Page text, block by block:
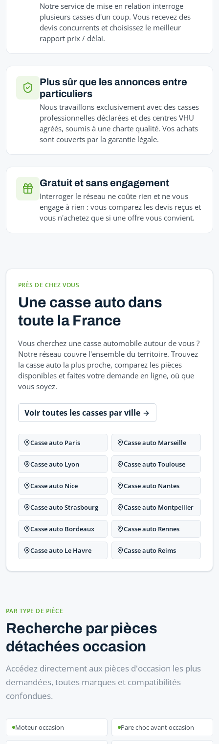
Notre service de mise en relation interroge
plusieurs casses d'un coup. Vous recevez des
devis concurrents et choisissez le meilleur
rapport prix / délai.
Plus sûr que les annonces entre
particuliers
Nous travaillons exclusivement avec des casses
professionnelles déclarées et des centres VHU
agréés, soumis à une charte qualité. Vos achats
sont couverts par la garantie légale.
Gratuit et sans engagement
Interroger le réseau ne coûte rien et ne vous
engage à rien : vous comparez les devis reçus et
vous n'achetez que si une offre vous convient.
PRÈS DE CHEZ VOUS
Une casse auto dans
toute la France
Vous cherchez une casse automobile autour de vous ?
Notre réseau couvre l'ensemble du territoire. Trouvez
la casse auto la plus proche, comparez les pièces
disponibles et faites votre demande en ligne, où que
vous soyez.
Voir toutes les casses par ville
Casse auto Paris Casse auto Marseille
Casse auto Lyon Casse auto Toulouse
Casse auto Nice Casse auto Nantes
Casse auto Strasbourg Casse auto Montpellier
Casse auto Bordeaux Casse auto Rennes
Casse auto Le Havre Casse auto Reims
PAR TYPE DE PIÈCE
Recherche par pièces
détachées occasion
Accédez directement aux pièces d'occasion les plus
demandées, toutes marques et compatibilités
confondues.
Moteur occasion Pare choc avant occasion